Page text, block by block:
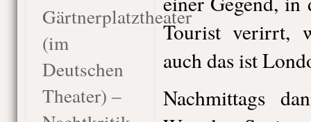
Gärtnerplatztheater
(im
Deutschen
Theater) –
Tourist verirrt,
auch das ist
Nachmittags